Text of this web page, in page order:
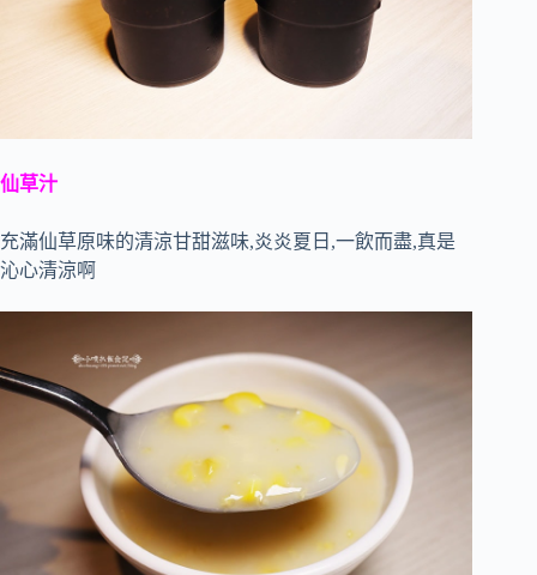
仙草汁
充滿仙草原味的清涼甘甜滋味,炎炎夏日,一飲而盡,真是
沁心清涼啊